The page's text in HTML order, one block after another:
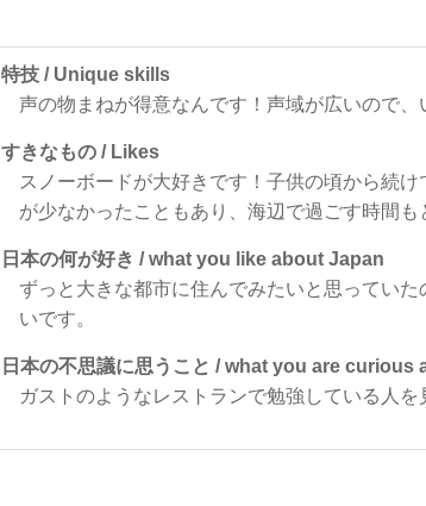
特技 / Unique skills
声の物まねが得意なんです！声域が広いので、
すきなもの / Likes
スノーボードが大好きです！子供の頃から続
が少なかったこともあり、海辺で過ごす時間も
日本の何が好き / what you like about Japan
ずっと大きな都市に住んでみたいと思ってい
いです。
日本の不思議に思うこと / what you are curious
ガストのようなレストランで勉強している人